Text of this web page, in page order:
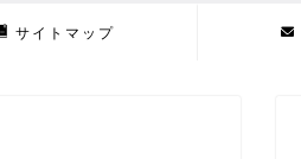
サイトマップ